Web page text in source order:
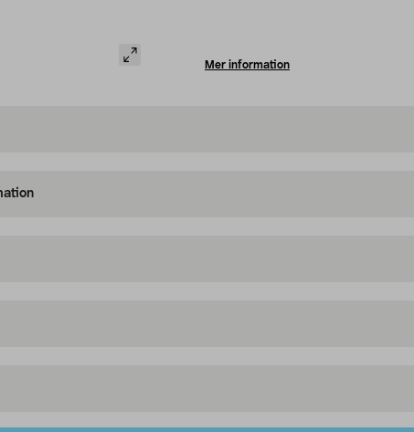
Mer information